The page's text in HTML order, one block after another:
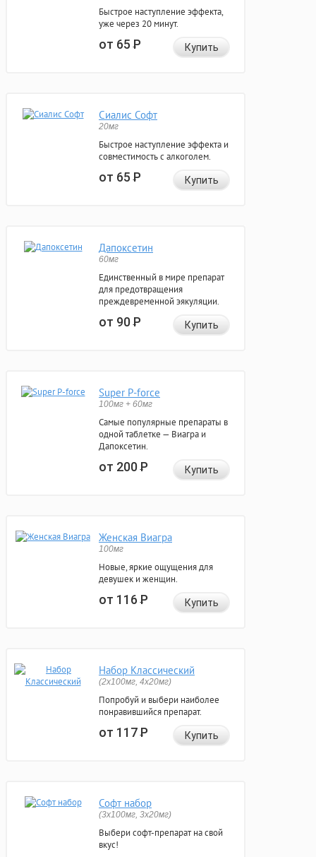
Быстрое наступление эффекта,
уже через 20 минут.
от 65Р Купить
Сиалис Софт
20мг
Быстрое наступление эффекта и
совместимость с алкоголем.
от 65Р Купить
Дапоксетин
60мг
Единственный в мире препарат
для предотвращения
преждевременной эякуляции.
от 90Р Купить
Super P-force
100мг + 60мг
Самые популярные препараты в
одной таблетке — Виагра и
Дапоксетин.
от 200Р Купить
Женская Виагра
100мг
Новые, яркие ощущения для
девушек и женщин.
от 116Р Купить
Набор Классический
(2x100мг, 4x20мг)
Попробуй и выбери наиболее
понравившийся препарат.
от 117Р Купить
Софт набор
(3x100мг, 3x20мг)
Выбери софт-препарат на свой
вкус!